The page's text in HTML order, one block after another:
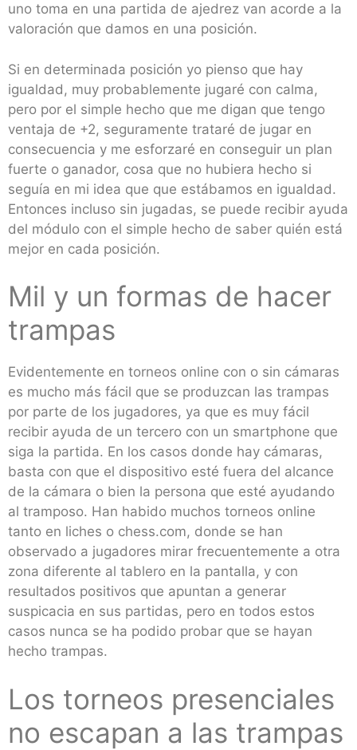
uno toma en una partida de ajedrez van acorde a la
valoración que damos en una posición.
Si en determinada posición yo pienso que hay
igualdad, muy probablemente jugaré con calma,
pero por el simple hecho que me digan que tengo
ventaja de +2, seguramente trataré de jugar en
consecuencia y me esforzaré en conseguir un plan
fuerte o ganador, cosa que no hubiera hecho si
seguía en mi idea que que estábamos en igualdad.
Entonces incluso sin jugadas, se puede recibir ayuda
del módulo con el simple hecho de saber quién está
mejor en cada posición.
Mil y un formas de hacer
trampas
Evidentemente en torneos online con o sin cámaras
es mucho más fácil que se produzcan las trampas
por parte de los jugadores, ya que es muy fácil
recibir ayuda de un tercero con un smartphone que
siga la partida. En los casos donde hay cámaras,
basta con que el dispositivo esté fuera del alcance
de la cámara o bien la persona que esté ayudando
al tramposo. Han habido muchos torneos online
tanto en liches o chess.com, donde se han
observado a jugadores mirar frecuentemente a otra
zona diferente al tablero en la pantalla, y con
resultados positivos que apuntan a generar
suspicacia en sus partidas, pero en todos estos
casos nunca se ha podido probar que se hayan
hecho trampas.
Los torneos presenciales
no escapan a las trampas